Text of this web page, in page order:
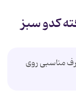
کدو سبز
مناسبی روی